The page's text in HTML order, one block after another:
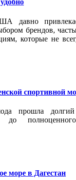
давно
брендов,
которые не
спортивной
прошла
до
море в Дагестан